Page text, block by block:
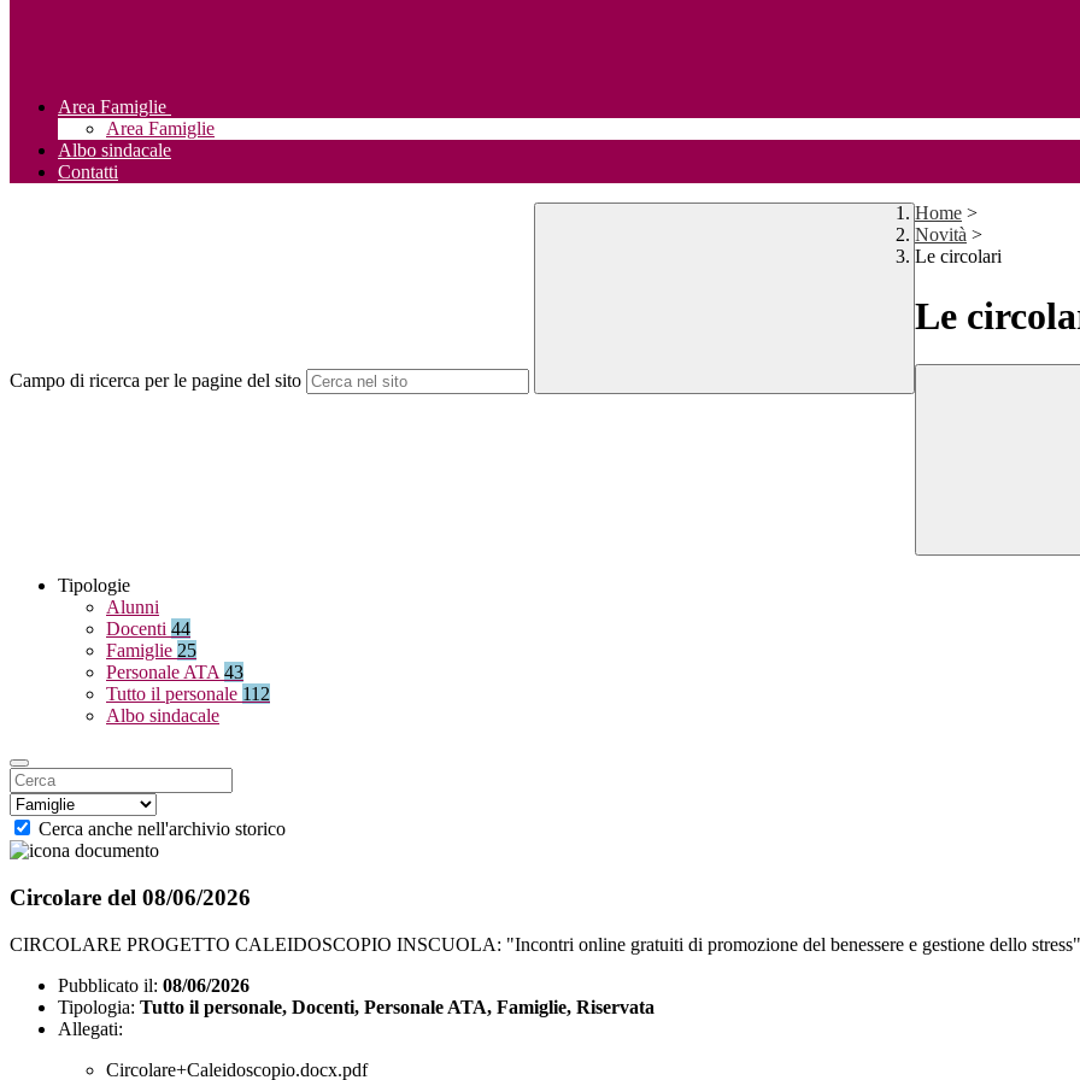
Area Famiglie
Area Famiglie
Albo sindacale
Contatti
Campo di ricerca per le pagine del sito
Home >
Novità >
Le circolari
Le
Tipologie
Alunni
Docenti 44
Famiglie 25
Personale ATA 43
Tutto il personale 112
Albo sindacale
Cerca anche nell'archivio storico
Circolare del 08/06/2026
CIRCOLARE PROGETTO CALEIDOSCOPIO INSCUOLA: "Incontri online gratuiti di promozione del benessere e gestione dello
Pubblicato il: 08/06/2026
Tipologia: Tutto il personale, Docenti, Personale ATA, Famiglie, Riservata
Allegati:
Circolare+Caleidoscopio.docx.pdf